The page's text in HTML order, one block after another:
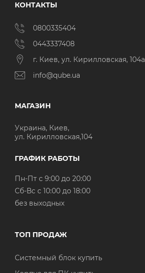
КОНТАКТЫ
0800335404
0443337408
г. Киев, ул. Кирилловская, 104а
info@qube.ua
МАГАЗИН
Украина, Киев,
ул. Кирилловская,104
ГРАФИК РАБОТЫ
Пн-Пт с 9:00 до 20:00
Cб-Вс с 10:00 до 18:00
без выходных
ТОП ПРОДАЖ
Системный блок купить